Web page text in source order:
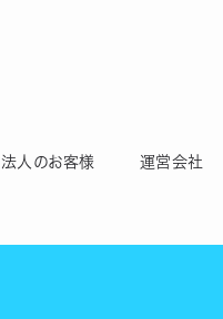
法人のお客様 運営会社